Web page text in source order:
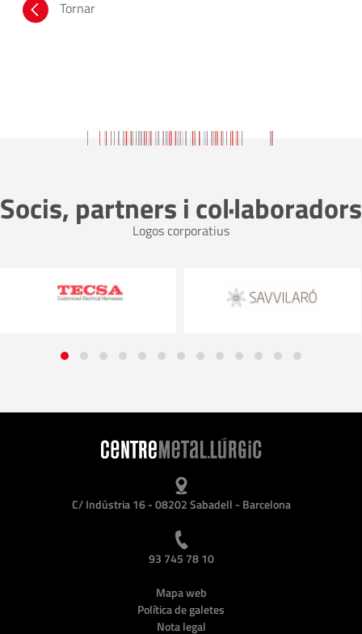
Tornar
Socis, partners i col·laboradors
Logos corporatius
C/ Indústria 16 - 08202 Sabadell - Barcelona
93 745 78 10
Mapa web
Política de galetes
Nota legal